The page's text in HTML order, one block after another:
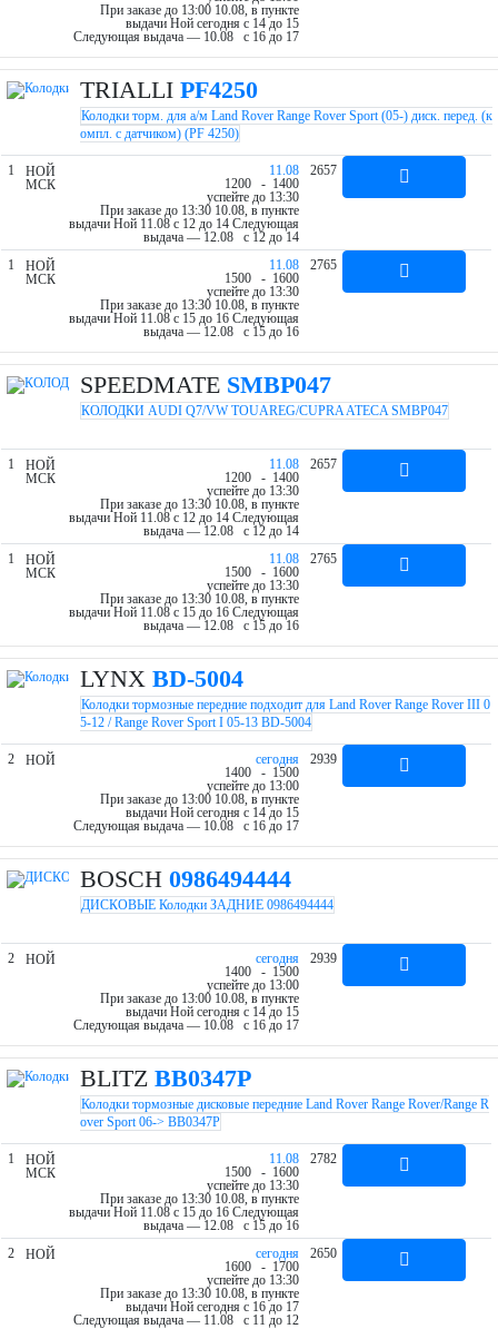
При заказе до 13:00 10.08, в пункте
выдачи Ной cегодня c 14 до 15
Следующая выдача — 10.08 c 16 до 17
TRIALLI PF4250
Колодки торм. для а/м Land Rover Range Rover Sport (05-) диск. перед. (к
омпл. с датчиком) (PF 4250)
1
НОЙ
МСК
11.08
1200 - 1400
успейте до 13:30
При заказе до 13:30 10.08, в пункте
выдачи Ной 11.08 c 12 до 14 Следующая
выдача — 12.08 c 12 до 14
2657
1
НОЙ
МСК
11.08
1500 - 1600
успейте до 13:30
При заказе до 13:30 10.08, в пункте
выдачи Ной 11.08 c 15 до 16 Следующая
выдача — 12.08 c 15 до 16
2765
SPEEDMATE SMBP047
КОЛОДКИ AUDI Q7/VW TOUAREG/CUPRA ATECA SMBP047
1
НОЙ
МСК
11.08
1200 - 1400
успейте до 13:30
При заказе до 13:30 10.08, в пункте
выдачи Ной 11.08 c 12 до 14 Следующая
выдача — 12.08 c 12 до 14
2657
1
НОЙ
МСК
11.08
1500 - 1600
успейте до 13:30
При заказе до 13:30 10.08, в пункте
выдачи Ной 11.08 c 15 до 16 Следующая
выдача — 12.08 c 15 до 16
2765
LYNX BD-5004
Колодки тормозные передние подходит для Land Rover Range Rover III 0
5-12 / Range Rover Sport I 05-13 BD-5004
2 НОЙ
cегодня
1400 - 1500
успейте до 13:00
При заказе до 13:00 10.08, в пункте
выдачи Ной cегодня c 14 до 15
Следующая выдача — 10.08 c 16 до 17
2939
BOSCH 0986494444
ДИСКОВЫЕ Колодки ЗАДНИЕ 0986494444
2 НОЙ
cегодня
1400 - 1500
успейте до 13:00
При заказе до 13:00 10.08, в пункте
выдачи Ной cегодня c 14 до 15
Следующая выдача — 10.08 c 16 до 17
2939
BLITZ BB0347P
Колодки тормозные дисковые передние Land Rover Range Rover/Range R
over Sport 06-> BB0347P
1
НОЙ
МСК
11.08
1500 - 1600
успейте до 13:30
При заказе до 13:30 10.08, в пункте
выдачи Ной 11.08 c 15 до 16 Следующая
выдача — 12.08 c 15 до 16
2782
2 НОЙ
cегодня
1600 - 1700
успейте до 13:30
При заказе до 13:30 10.08, в пункте
выдачи Ной cегодня c 16 до 17
Следующая выдача — 11.08 c 11 до 12
2650